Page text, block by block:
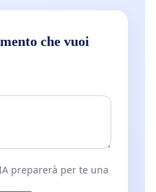
che vuoi
preparerà per te una